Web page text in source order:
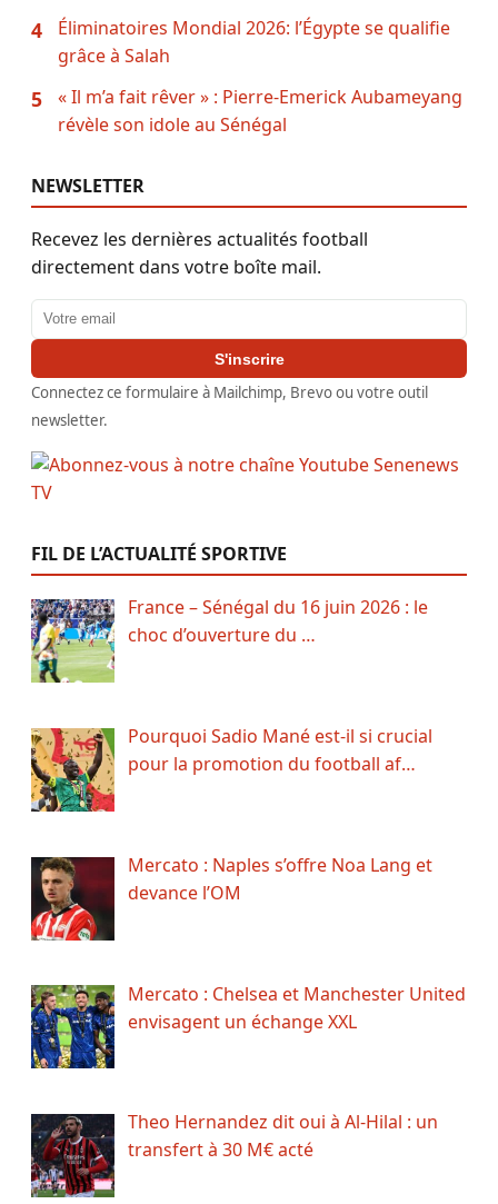
4
Éliminatoires Mondial 2026: l’Égypte se qualifie
grâce à Salah
5
« Il m’a fait rêver » : Pierre-Emerick Aubameyang
révèle son idole au Sénégal
NEWSLETTER
Recevez les dernières actualités football
directement dans votre boîte mail.
Adresse email
S'inscrire
Connectez ce formulaire à Mailchimp, Brevo ou votre outil
newsletter.
FIL DE L’ACTUALITÉ SPORTIVE
France – Sénégal du 16 juin 2026 : le
choc d’ouverture du …
Pourquoi Sadio Mané est-il si crucial
pour la promotion du football af…
Mercato : Naples s’offre Noa Lang et
devance l’OM
Mercato : Chelsea et Manchester United
envisagent un échange XXL
Theo Hernandez dit oui à Al-Hilal : un
transfert à 30 M€ acté